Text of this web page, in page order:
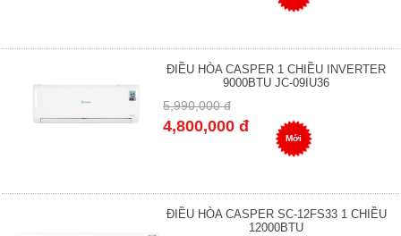
ĐIỀU HÒA CASPER 1 CHIỀU INVERTER
9000BTU JC-09IU36
5,990,000 đ
4,800,000 đ
Mới
ĐIỀU HÒA CASPER SC-12FS33 1 CHIỀU
12000BTU